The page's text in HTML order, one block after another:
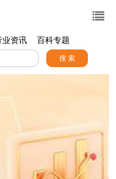
业资讯 百科专题
搜 索